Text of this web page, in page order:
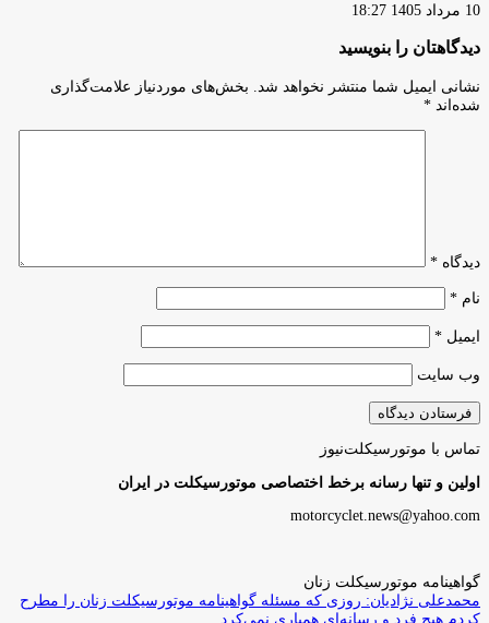
10 مرداد 1405 18:27
دیدگاهتان را بنویسید
نشانی ایمیل شما منتشر نخواهد شد.
بخش‌های موردنیاز علامت‌گذاری
شده‌اند *
دیدگاه *
نام *
ایمیل *
وب‌ سایت
تماس با موتورسیکلت‌نیوز
اولین و تنها رسانه برخط اختصاصی موتورسیکلت در ایران
motorcyclet.news@yahoo.com
گواهینامه موتورسیکلت زنان
محمدعلی نژادیان: روزی که مسئله گواهینامه موتورسیکلت زنان را مطرح
کردم هیچ فرد و رسانه‌ای همیاری نمی‌کرد